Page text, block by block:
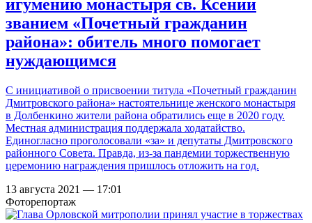
игумению монастыря св. Ксении
званием «Почетный гражданин
района»: обитель много помогает
нуждающимся
С инициативой о присвоении титула «Почетный гражданин
Дмитровского района» настоятельнице женского монастыря
в Долбенкино жители района обратились еще в 2020 году.
Местная администрация поддержала ходатайство.
Единогласно проголосовали «за» и депутаты Дмитровского
районного Совета. Правда, из-за пандемии торжественную
церемонию награждения пришлось отложить на год.
13 августа 2021 — 17:01
Фоторепортаж